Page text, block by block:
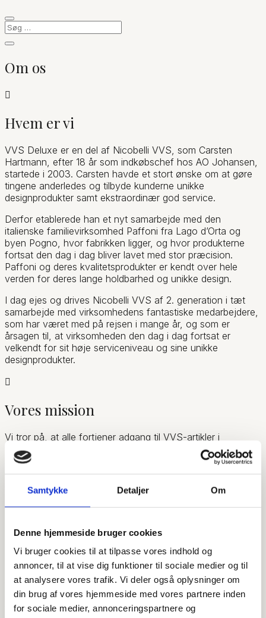
Samtykke Detaljer Om
Denne hjemmeside bruger cookies
Vi bruger cookies til at tilpasse vores indhold og
annoncer, til at vise dig funktioner til sociale medier og til
at analysere vores trafik. Vi deler også oplysninger om
din brug af vores hjemmeside med vores partnere inden
for sociale medier, annonceringspartnere og
Om os

Hvem er vi
VVS Deluxe er en del af Nicobelli VVS, som Carsten
Hartmann, efter 18 år som indkøbschef hos AO Johansen,
startede i 2003. Carsten havde et stort ønske om at gøre
tingene anderledes og tilbyde kunderne unikke
designprodukter samt ekstraordinær god service.
Derfor etablerede han et nyt samarbejde med den
italienske familievirksomhed Paffoni fra Lago d’Orta og
byen Pogno, hvor fabrikken ligger, og hvor produkterne
fortsat den dag i dag bliver lavet med stor præcision.
Paffoni og deres kvalitetsprodukter er kendt over hele
verden for deres lange holdbarhed og unikke design.
I dag ejes og drives Nicobelli VVS af 2. generation i tæt
samarbejde med virksomhedens fantastiske medarbejdere,
som har været med på rejsen i mange år, og som er
årsagen til, at virksomheden den dag i dag fortsat er
velkendt for sit høje serviceniveau og sine unikke
designprodukter.

Vores mission
Vi tror på, at alle fortjener adgang til VVS-artikler i
topkvalitet – uanset om du er professionel eller gør-det-
selv-entusiast. Derfor finder du hos os et nøje udvalgt
sortiment, hvor vi aldrig går på kompromis med hverken
holdbarhed eller æstetik. Vi er stolte af at føre det
italienske mærke Paffoni, som er kendt for sit tidløse
design og sin lange levetid.
Personlig rådgivning og service
Vi sætter en ære i at yde personlig og kompetent
rådgivning – både på telefon, mail og i vores butik i Greve.
Vores team står klar til at hjælpe dig med alt fra